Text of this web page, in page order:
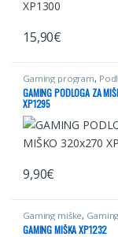
15,90€
Gaming program,
miške,Podloge za
Računalništvo
GAMING PODLOGA ZA
XP1295
9,90€
Gaming miške,
Računalništvo
GAMING MIŠKA XP1232